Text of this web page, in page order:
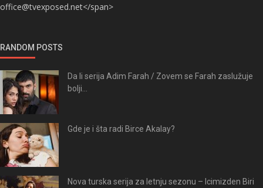
office@tvexposed.net</span>
RANDOM POSTS
Da li serija Adim Farah / Zovem se Farah zaslužuje
bolji...
Gde je i šta radi Birce Akalay?
Nova turska serija za letnju sezonu – Icimizden Biri